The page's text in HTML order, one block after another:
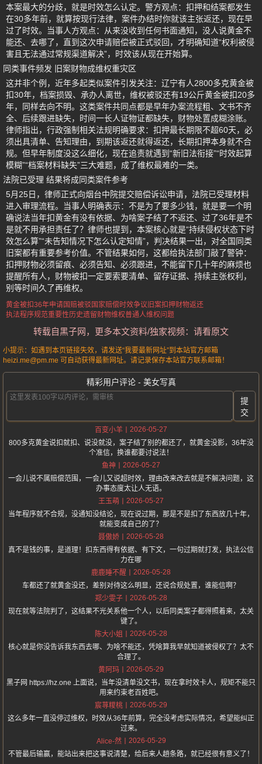
本案最大的分歧，就是时效怎么认定。警方观点：扣押和结案都发生
在30多年前，就算按现行法律，案件办结时你就该主张返还，现在早
过了时效。当事人方观点：从来没收到任何书面通知，没人说黄金不
能还、去哪了，直到这次申请赔偿被正式驳回，才明确知道“权利被侵
害且无法通过常规渠道解决”，时效该从现在开始算。
同类事件频发 旧案财物成维权重灾区
这并非个例，近年多起类似案件引发关注：辽宁有人2800多克黄金被
扣30年，档案损毁、承办人离世，维权被驳还有19公斤黄金被扣20多
年，同样去向不明。这类案件共同点都是早年办案流程粗、文书不齐
全、后续跟进缺失，时间一长人证物证都缺失，财物处置成糊涂账。
律师指出，行政强制相关法规明确要求：扣押最长期限不超60天，必
须出具清单、告知理由，到期该返还就得返还，长期扣押本身就不合
规。但早年制度没这么细化，现在追责就遇到“新旧法衔接”“时效起算
模糊”“档案材料缺失”三大难题，成了维权最难的一类。
法院已受理 结果将成同类案件参考
5月25日，律师正式向烟台中院提交赔偿诉讼申请，法院已受理材料
进入审理流程。当事人明确表示：不是为了要多少钱，就是要一个明
确说法当年扣黄金有没有依据、为啥案子结了不返还、过了36年是不
是就不用承担责任了？律师也提到，本案核心就是“持续侵权状态下时
效怎么算”“未告知情况下怎么认定知情”，判决结果一出，对全国同类
旧案都有重要参考价值。不管结果如何，这都给执法部门敲了警钟：
扣押财物必须留痕、必须告知、必须跟进，不能留下几十年的麻烦也
提醒所有人，财物被扣一定要索要清单、留存证据、持续主张权利，
别等时间久了再维权。
黄金被扣36年申请国赔被驳国家赔偿时效争议 旧案扣押财物返还
执法程序规范重要性历史遗留财物维权普通人维权问题
转载自黑子网，更多本文资料/独家视频：请看原文
小提示：如遇到本页链接失效，请发送“我要最新网址”到本站官方邮箱
heizi.me@pm.me 可自动获得最新网址。请记录保存本站官方联系邮箱！
精彩用户评论 - 美女写真
提
交
百变小羊
2026-05-27
800多克黄金说扣就扣、说没就没，案子结了别的都还了，就黄金没影，36年没
个准信，换谁都要讨说法！
鱼神
2026-05-27
一会儿说不属赔偿范围，一会儿又说超时效，理由改来改去就是不解决问题，这
办事态度太让人无语。
王玉萌
2026-05-27
当年程序就不合规，没通知没结论，现在说过期，那是不是扣了东西放几十年，
就能变成自己的了？
聂傲娇
2026-05-28
真不是钱的事，是道理！扣东西得有依据、有下文，一句过期就打发，执法公信
力在哪
鹿鹿睡不醒
2026-05-28
车都还了就黄金没还，差别对待这么明显，还说合规处置，谁能信啊？
郑少雯子
2026-05-28
现在就等法院判了，这结果不光关系他一个人，以后同类案子都得照着来，太关
键了。
陈大小姐
2026-05-28
核心就是你没告诉我东西去哪、为啥不能还，凭啥算我早就知道被侵权了？太不
合理了。
黄阿玛
2026-05-29
黑子网 https://hz.one 上面说，当年没清单没文书，现在拿时效卡人，规矩不能只
用来约束老百姓吧。
宸荨糭桃
2026-05-29
这么多年一直没停过维权，时效从36年前算，完全没考虑实际情况，希望能纠正
过来。
Alice-然
2026-05-29
不管最后输赢，能站出来把这事说清楚，给后来人趟条路，就已经很有意义了！